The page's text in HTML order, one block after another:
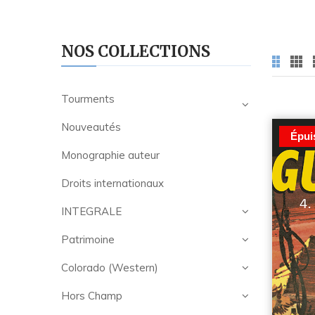
NOS COLLECTIONS
Tourments
Nouveautés
Monographie auteur
Droits internationaux
INTEGRALE
Patrimoine
Colorado (Western)
Hors Champ